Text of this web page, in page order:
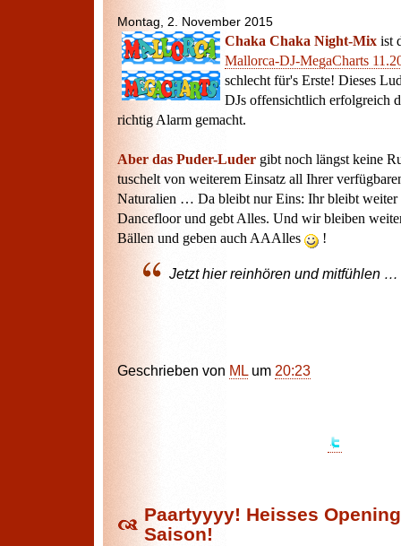
Montag, 2. November 2015
Chaka Chaka Night-Mix ist
Mallorca-DJ-MegaCharts
schlecht für's Erste! Dieses
DJs offensichtlich erfolgreich
richtig Alarm gemacht.
Aber das Puder-Luder gibt noch längst keine
tuschelt von weiterem Einsatz all Ihrer
Naturalien … Da bleibt nur Eins: Ihr bleibt weiter
Dancefloor und gebt Alles. Und wir bleiben
Bällen und geben auch AAAlles
!
Jetzt hier reinhören und mitfühlen …
Geschrieben von ML um 20:23
Paartyyyy! Heisses
Saison!